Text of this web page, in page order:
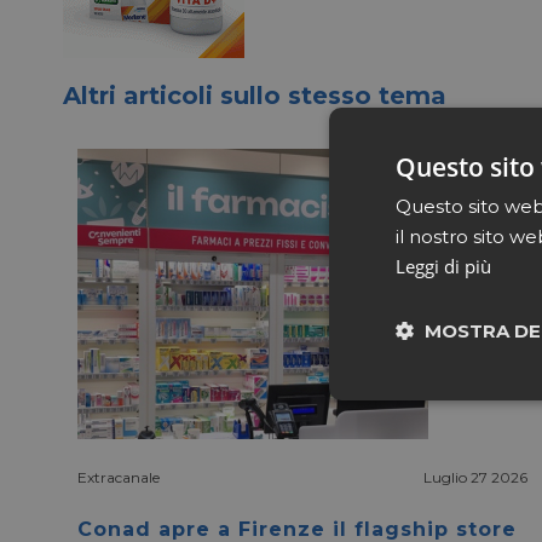
Altri articoli sullo stesso tema
Extracanale Luglio 27 2026
Conad apre a Firenze il flagship store
Questo
Questo sito
il nostro sito
Leggi di più
MOSTRA